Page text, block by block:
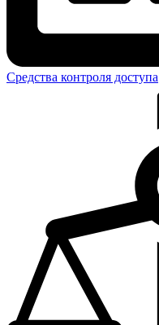
Средства контроля доступа